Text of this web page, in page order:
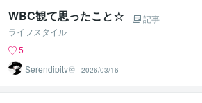
WBC観て思ったこと☆
記事
ライフスタイル
5
Serendipity♾️
2026/03/16